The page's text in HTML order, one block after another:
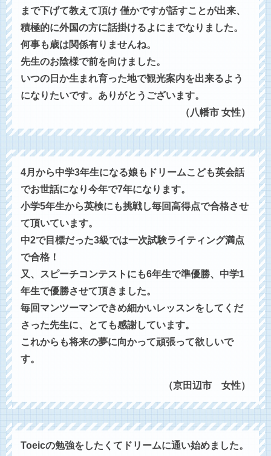
まで下げて教えて頂け 僅かですが話すことが出来、
積極的に外国の方に話掛けるよにまでなりました。
何事も歳は関係有りませんね。
先生のお陰様で前を向けました。
いつの日か生まれ育った地で観光案内を出来るよう
になりたいです。ありがとうございます。
（八幡市 女性）
4月から中学3年生になる娘もドリームこども英会話
でお世話になり今年で7年になります。
小学5年生から英検にも挑戦し毎回高得点で合格させ
て頂いています。
中2で目標だった3級では一次試験ライティング満点
で合格！
又、スピーチコンテストにも6年生で準優勝、中学1
年生で優勝させて頂きました。
毎回マンツーマンできめ細かいレッスンをしてくだ
さった先生に、とても感謝しています。
これからも将来の夢に向かって頑張って欲しいで
す。
（京田辺市 女性）
Toeicの勉強をしたくてドリームに通い始めました。